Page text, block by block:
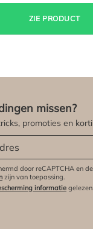
ZIE PRODUCT
missen?
promoties en
door reCAPTCHA en
zijn van toepassing.
informatie gelezen.